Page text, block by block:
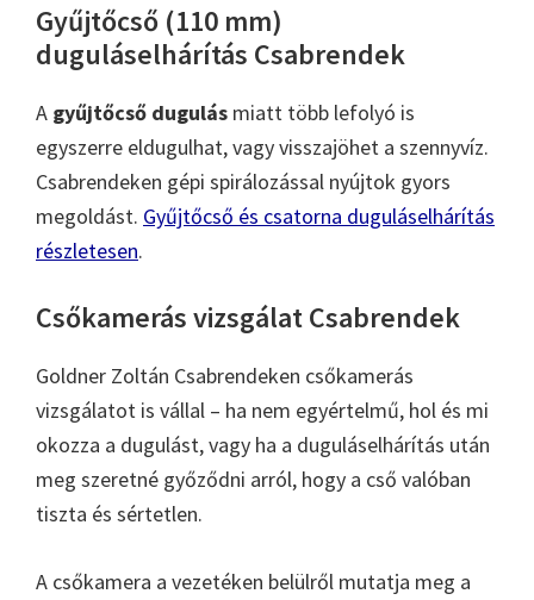
Gyűjtőcső (110 mm)
duguláselhárítás Csabrendek
A gyűjtőcső dugulás miatt több lefolyó is
egyszerre eldugulhat, vagy visszajöhet a szennyvíz.
Csabrendeken gépi spirálozással nyújtok gyors
megoldást. Gyűjtőcső és csatorna duguláselhárítás
részletesen.
Csőkamerás vizsgálat Csabrendek
Goldner Zoltán Csabrendeken csőkamerás
vizsgálatot is vállal – ha nem egyértelmű, hol és mi
okozza a dugulást, vagy ha a duguláselhárítás után
meg szeretné győződni arról, hogy a cső valóban
tiszta és sértetlen.
A csőkamera a vezetéken belülről mutatja meg a